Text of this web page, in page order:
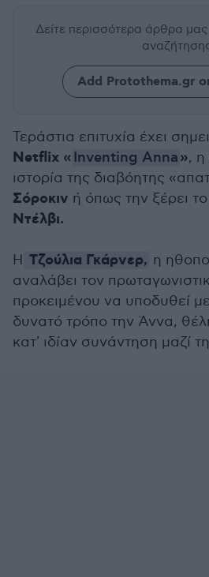
Δείτε περισσότερα άρθρα μας
Add Protothema.gr
Τεράστια επιτυχία έχει
Netflix «Inventing Anna», η
ιστορία της διαβόητης
Σόροκιν ή όπως την ξέρει το
Ντέλβι.
Η Τζούλια Γκάρνερ, η
αναλάβει τον
προκειμένου να υποδυθεί
δυνατό τρόπο την Άννα,
κατ' ιδίαν συνάντηση μαζί